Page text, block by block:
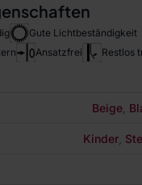
Gute Lichtbeständigkeit
Ansatzfrei Restlos
Beige
Kinder